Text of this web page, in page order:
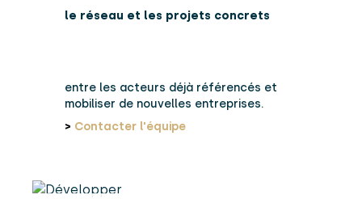
le réseau et les projets concrets
entre les acteurs déjà référencés et
mobiliser de nouvelles entreprises.
> Contacter l'équipe